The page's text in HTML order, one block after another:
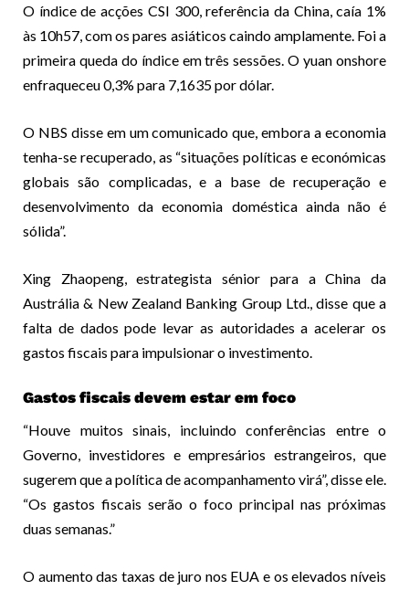
O índice de acções CSI 300, referência da China, caía 1%
às 10h57, com os pares asiáticos caindo amplamente. Foi a
primeira queda do índice em três sessões. O yuan onshore
enfraqueceu 0,3% para 7,1635 por dólar.
O NBS disse em um comunicado que, embora a economia
tenha-se recuperado, as “situações políticas e económicas
globais são complicadas, e a base de recuperação e
desenvolvimento da economia doméstica ainda não é
sólida”.
Xing Zhaopeng, estrategista sénior para a China da
Austrália & New Zealand Banking Group Ltd., disse que a
falta de dados pode levar as autoridades a acelerar os
gastos fiscais para impulsionar o investimento.
Gastos fiscais devem estar em foco
“Houve muitos sinais, incluindo conferências entre o
Governo, investidores e empresários estrangeiros, que
sugerem que a política de acompanhamento virá”, disse ele.
“Os gastos fiscais serão o foco principal nas próximas
duas semanas.”
O aumento das taxas de juro nos EUA e os elevados níveis